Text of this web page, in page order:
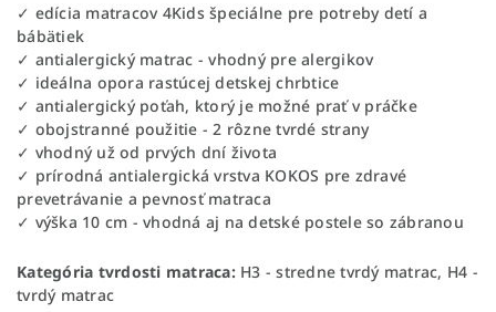
✓ edícia matracov 4Kids špeciálne pre potreby detí a
bábätiek
✓ antialergický matrac - vhodný pre alergikov
✓ ideálna opora rastúcej detskej chrbtice
✓ antialergický poťah, ktorý je možné prať v práčke
✓ obojstranné použitie - 2 rôzne tvrdé strany
✓ vhodný už od prvých dní života
✓ prírodná antialergická vrstva KOKOS pre zdravé
prevetrávanie a pevnosť matraca
✓ výška 10 cm - vhodná aj na detské postele so zábranou
Kategória tvrdosti matraca: H3 - stredne tvrdý matrac, H4 -
tvrdý matrac